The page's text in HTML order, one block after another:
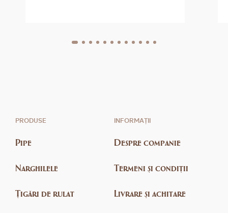
PRODUSE
Pipe
Narghilele
Țigări de rulat
INFORMAȚII
Despre companie
Termeni și condiții
Livrare și achitare